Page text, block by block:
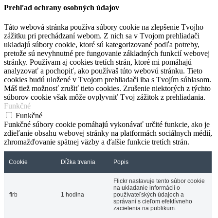
Prehľad ochrany osobných údajov
Táto webová stránka používa súbory cookie na zlepšenie Tvojho
zážitku pri prechádzaní webom. Z nich sa v Tvojom prehliadači
ukladajú súbory cookie, ktoré sú kategorizované podľa potreby,
pretože sú nevyhnutné pre fungovanie základných funkcií webovej
stránky. Používam aj cookies tretích strán, ktoré mi pomáhajú
analyzovať a pochopiť, ako používaš túto webovú stránku. Tieto
cookies budú uložené v Tvojom prehliadači iba s Tvojím súhlasom.
Máš tiež možnosť zrušiť tieto cookies. Zrušenie niektorých z týchto
súborov cookie však môže ovplyvniť Tvoj zážitok z prehliadania.
Funkčné
Funkčné
Funkčné súbory cookie pomáhajú vykonávať určité funkcie, ako je
zdieľanie obsahu webovej stránky na platformách sociálnych médií,
zhromažďovanie spätnej väzby a ďalšie funkcie tretích strán.
Cookie Dĺžka trvania Popis
flrb 1 hodina
Flickr nastavuje tento súbor cookie
na ukladanie informácií o
používateľských údajoch a
správaní s cieľom efektívneho
zacielenia na publikum.